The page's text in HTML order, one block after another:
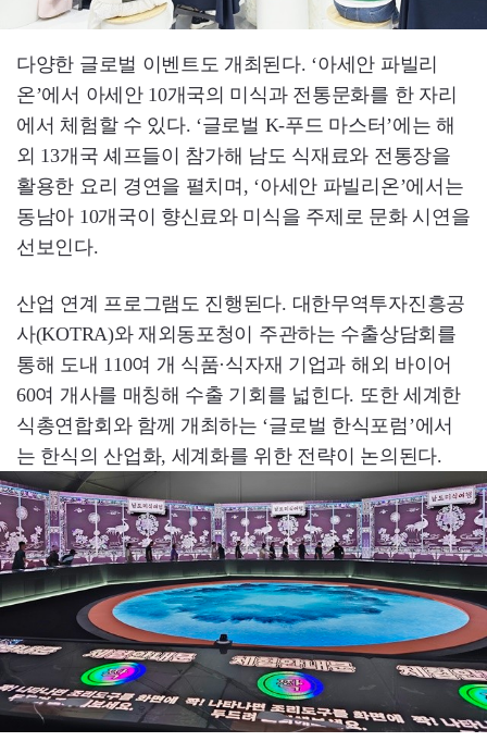
다양한 글로벌 이벤트도 개최된다. ‘아세안 파빌리
온’에서 아세안 10개국의 미식과 전통문화를 한 자리
에서 체험할 수 있다. ‘글로벌 K-푸드 마스터’에는 해
외 13개국 셰프들이 참가해 남도 식재료와 전통장을
활용한 요리 경연을 펼치며, ‘아세안 파빌리온’에서는
동남아 10개국이 향신료와 미식을 주제로 문화 시연을
선보인다.
산업 연계 프로그램도 진행된다. 대한무역투자진흥공
사(KOTRA)와 재외동포청이 주관하는 수출상담회를
통해 도내 110여 개 식품·식자재 기업과 해외 바이어
60여 개사를 매칭해 수출 기회를 넓힌다. 또한 세계한
식총연합회와 함께 개최하는 ‘글로벌 한식포럼’에서
는 한식의 산업화, 세계화를 위한 전략이 논의된다.